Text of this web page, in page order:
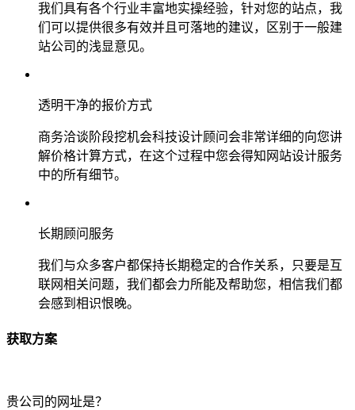
我们具有各个行业丰富地实操经验，针对您的站点，我
们可以提供很多有效并且可落地的建议，区别于一般建
站公司的浅显意见。
透明干净的报价方式
商务洽谈阶段挖机会科技设计顾问会非常详细的向您讲
解价格计算方式，在这个过程中您会得知网站设计服务
中的所有细节。
长期顾问服务
我们与众多客户都保持长期稳定的合作关系，只要是互
联网相关问题，我们都会力所能及帮助您，相信我们都
会感到相识恨晚。
获取方案
贵公司的网址是？